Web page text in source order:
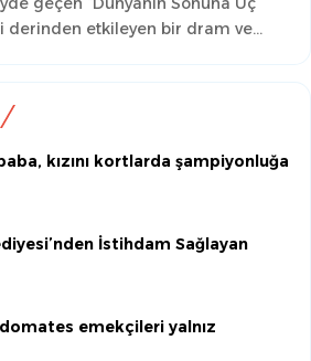
derinden etkileyen bir dram ve…
kızını kortlarda şampiyonluğa
İstihdam Sağlayan
domates emekçileri yalnız